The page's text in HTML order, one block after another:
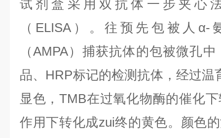
试剂盒采用双抗体一步夹心
（ELISA）。往预先包被人
（AMPA）捕获抗体的包被微孔
品、HRP标记的检测抗体，经过温
显色，TMB在过氧化物酶的催化
作用下转化成zui终的黄色。颜色